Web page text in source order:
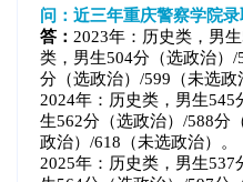
问：近三年重庆警察学院
答： 2023年：历史类，男
类，男生504分（选政治）
分（选政治）/599（未选政
2024年：历史类，男生545
生562分（选政治）/588分
政治）/618（未选政治）。
2025年：历史类，男生537